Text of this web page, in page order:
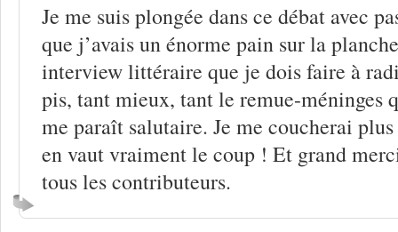
Je me suis plongée dans ce débat avec
que j’avais un énorme pain sur la
interview littéraire que je dois faire à
pis, tant mieux, tant le remue-méninges
me paraît salutaire. Je me coucherai
en vaut vraiment le coup ! Et grand
tous les contributeurs.